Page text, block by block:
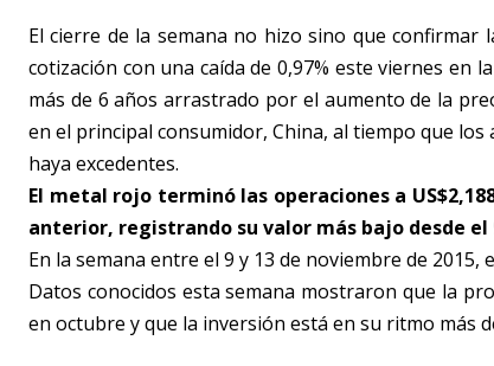
El cierre de la semana no hizo sino que confirmar
cotización con una caída de 0,97% este viernes en
más de 6 años arrastrado por el aumento de la
en el principal consumidor, China, al tiempo que
haya excedentes.
El metal rojo terminó las operaciones a
anterior, registrando su valor más bajo desde el
En la semana entre el 9 y 13 de noviembre de 2015,
Datos conocidos esta semana mostraron que la
en octubre y que la inversión está en su ritmo más